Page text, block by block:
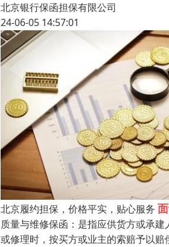
北京银行保函担保有限公司
24-06-05 14:57:01
北京履约担保，价格平实，贴心服务
质量与维修保函：是指应供货方或承
或修理时，按买方或业主的索赔予以